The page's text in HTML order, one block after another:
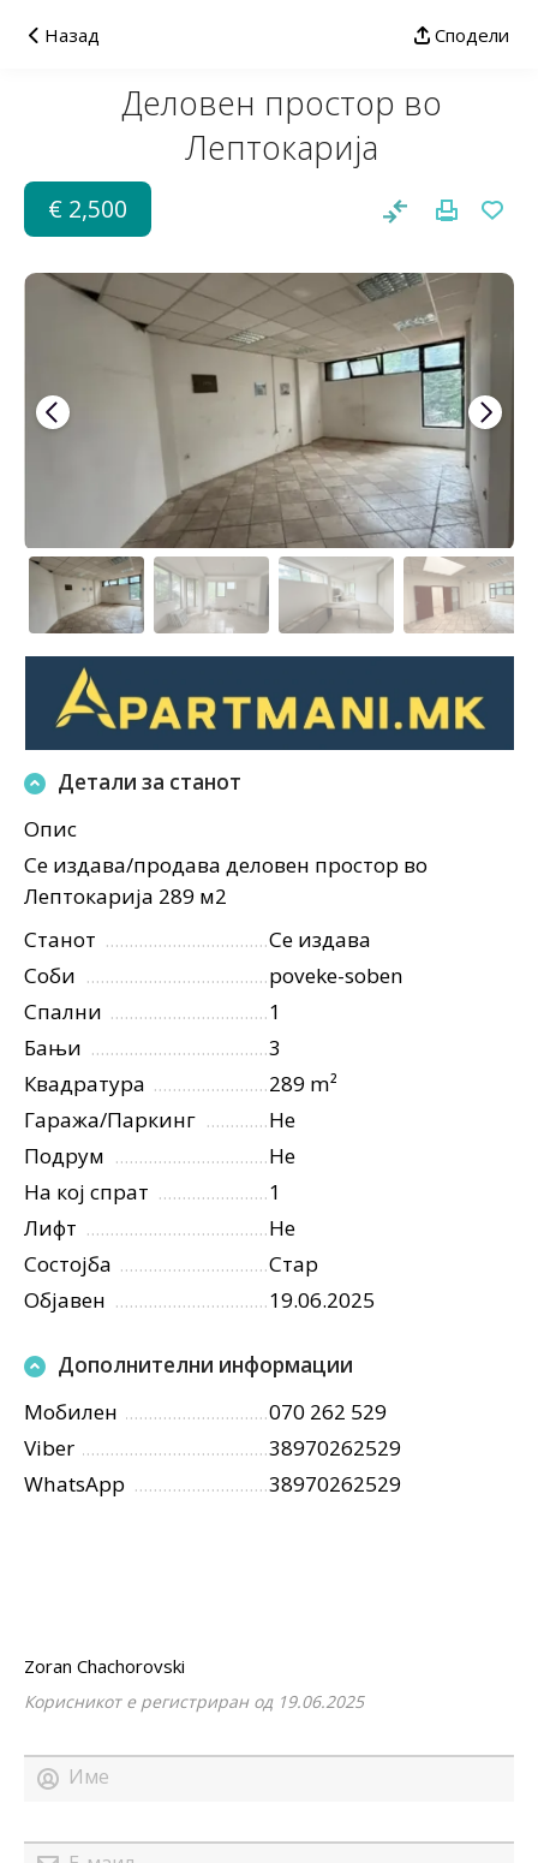
Назад Сподели
Деловен простор во
Лептокарија
€ 2,500
Детали за станот
Опис
Се издава/продава деловен простор во
Лептокарија 289 м2
Станот
Се издава
Соби
poveke-soben
Спални
1
Бањи
3
Квадратура
289 m²
Гаража/Паркинг
Не
Подрум
Не
На кој спрат
1
Лифт
Не
Состојба
Стар
Објавен
19.06.2025
Дополнителни информации
Мобилен
070 262 529
Viber
38970262529
WhatsApp
38970262529
Zoran Chachorovski
Корисникот е регистриран од 19.06.2025